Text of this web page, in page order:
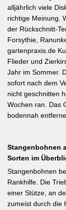
alljährlich viele
richtige Meinung.
der Rückschnitt-
Forsythie,
gartenpraxis.de
Flieder und
Jahr im Sommer.
sofort nach dem
nicht geschnitten
Wochen ran. Das
bodennah
Stangenbohnen
Sorten im
Stangenbohnen
Rankhilfe. Die
einer Stütze, an
zumeist durch die